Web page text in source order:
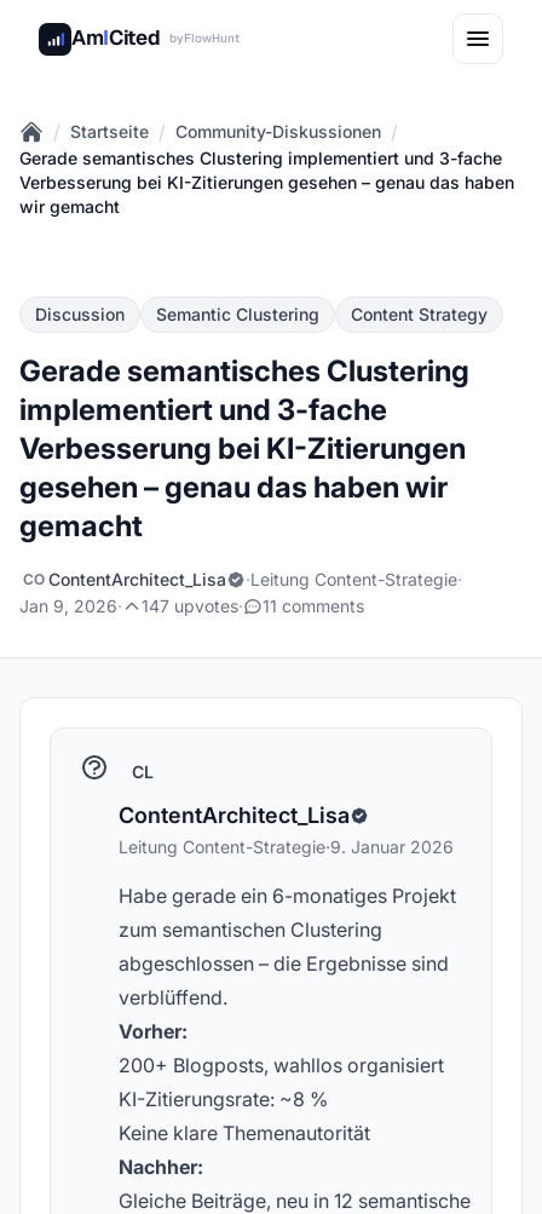
AmICited byFlowHunt
Home
/ Startseite / Community-Diskussionen /
Gerade semantisches Clustering implementiert und 3-fache
Verbesserung bei KI-Zitierungen gesehen – genau das haben
wir gemacht
Discussion Semantic Clustering Content Strategy
Gerade semantisches Clustering
implementiert und 3-fache
Verbesserung bei KI-Zitierungen
gesehen – genau das haben wir
gemacht
CO ContentArchitect_Lisa ·Leitung Content-Strategie·
Jan 9, 2026· 147 upvotes· 11 comments
CL
ContentArchitect_Lisa
Leitung Content-Strategie·9. Januar 2026
Habe gerade ein 6-monatiges Projekt
zum semantischen Clustering
abgeschlossen – die Ergebnisse sind
verblüffend.
Vorher:
200+ Blogposts, wahllos organisiert
KI-Zitierungsrate: ~8 %
Keine klare Themenautorität
Nachher:
Gleiche Beiträge, neu in 12 semantische